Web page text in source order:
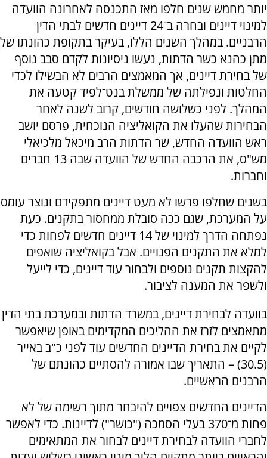
יותר מחמש שנים חלפו מאז התכנסה לאחרונה הוועדה
למינוי דיינים ובחרה ב־24 דיינים חדשים לבתי הדין
הרבניים. במהלך השנים הללו, בעיקר בתקופת כהונתו של
מתן כהנא כשר הדתות, נעשו ניסיונות לקדם סבב נוסף
של בחירת דיינים, אך המאמצים הרבים לא הבשילו לכדי
החלטות ונפילתה של ממשלת בנט־לפיד קטעה את
המהלך. לפני כשלושה חודשים, קרוב לשנה לאחר
הבחירות שהעלו את הקואליציה הנוכחית, פרסם יושב
ראש הוועדה החדש, שר הדתות הרב מיכאל מלכיאלי
מש"ס, את הרכבה החדש של הוועדה שבה 13 חברים
וחברות.
בשנים שחלפו פרשו לא מעט דיינים מתפקידם ונוצר עומס
על המערכת, שגם ככה סובלת ממחסור בתקנים. כעת
נפתחה הדרך למינוי של 14 דיינים חדשים לפחות כדי
למלא את התקנים הפנויים. אבל בקואליציה שואפים
להקצות תקנים נוספים ולבחור עוד דיינים, כדי לייעל
ולשפר את המענה לציבור.
בוועדה לבחירת דיינים, במשרד הדתות ובמערכת בתי הדין
מתאמצים לזרז את ההליכים המקדימים באופן שיאפשר
לקיים את בחירת הדיינים החדשים עוד לפני כ"ב באייר
(30.5) – התאריך שבו אמורה להסתיים כהונתם של
הרבנים הראשיים.
הדיינים החדשים צפויים להיבחר מתוך רשימה של לא
פחות מ־370 בעלי הסמכה ("כושר") לדיינות. כדי לאפשר
לחברי הוועדה לבחירת דיינים לבחור את המתאימים